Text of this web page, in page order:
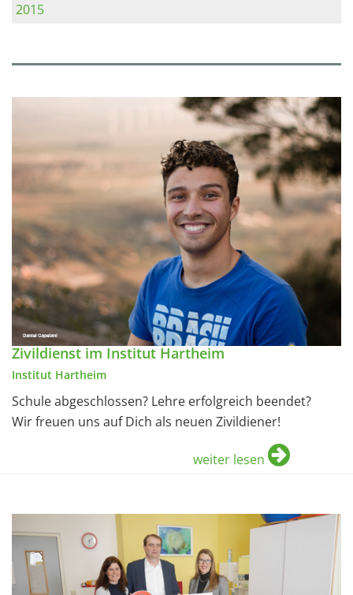
2015
Zivildienst im Institut Hartheim
Institut Hartheim
Schule abgeschlossen? Lehre erfolgreich beendet?
Wir freuen uns auf Dich als neuen Zivildiener!
weiter lesen